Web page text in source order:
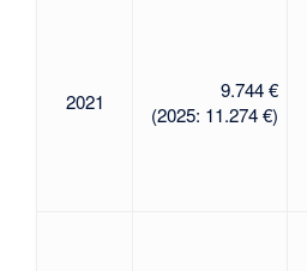
2021
9.744 €
(2025: 11.274 €)